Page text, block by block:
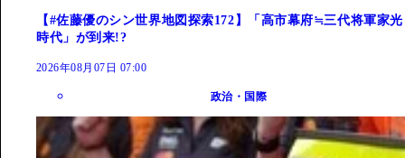
【#佐藤優のシン世界地図探索172】「高市幕府≒三代将軍家光
時代」が到来!?
2026年08月07日 07:00
政治・国際